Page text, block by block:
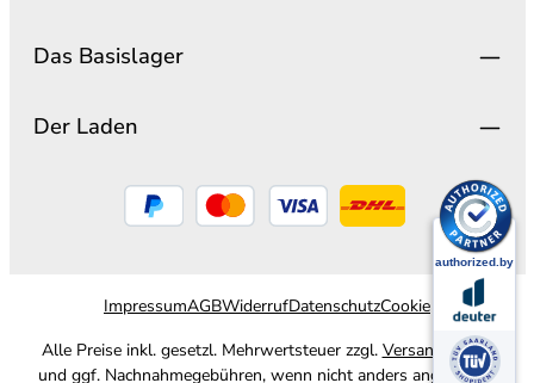
Das Basislager
Der Laden
ImpressumAGBWiderrufDatenschutzCookie
Alle Preise inkl. gesetzl. Mehrwertsteuer zzgl. Versandkosten
und ggf. Nachnahmegebühren, wenn nicht anders angegeben.